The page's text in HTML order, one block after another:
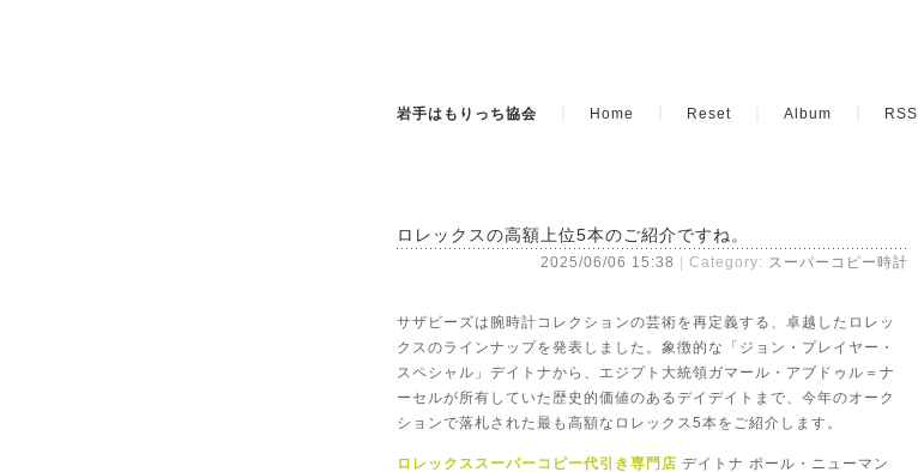
岩手はもりっち協会 Home Reset Album RSS
ロレックスの高額上位5本のご紹介ですね。
2025/06/06 15:38 Category: スーパーコピー時計
サザビーズは腕時計コレクションの芸術を再定義する、卓越したロレッ
クスのラインナップを発表しました。象徴的な「ジョン・プレイヤー・
スペシャル」デイトナから、エジプト大統領ガマール・アブドゥル＝ナ
ーセルが所有していた歴史的価値のあるデイデイトまで、今年のオーク
ションで落札された最も高額なロレックス5本をご紹介します。
ロレックススーパーコピー代引き専門店 デイトナ ポール・ニューマン